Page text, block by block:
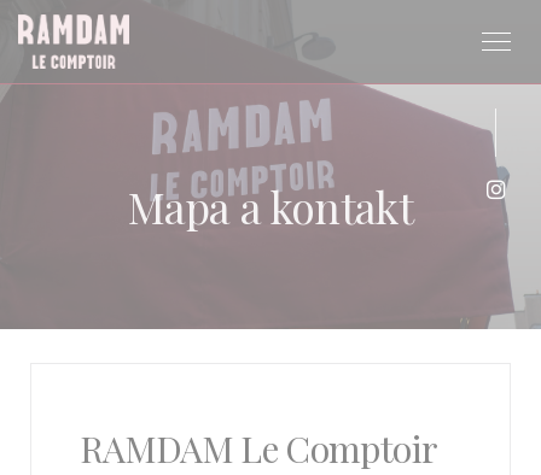
Panel pro správu cookies
Mapa a kontakt
RAMDAM Le Comptoir